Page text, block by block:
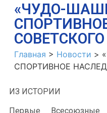
«ЧУДО-
Главная > Новости >
СПОРТИВНОЕ
ИЗ ИСТОРИИ
Первые Всесоюзные